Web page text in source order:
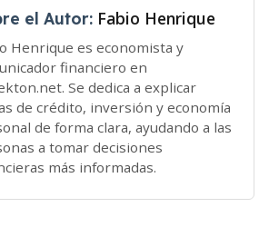
el Autor: Fabio Henrique
Henrique es economista y
financiero en
Se dedica a explicar
de crédito, inversión y economía
de forma clara, ayudando a las
a tomar decisiones
más informadas.